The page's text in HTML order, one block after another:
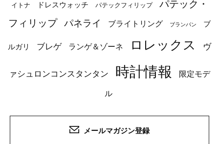
イトナ ドレスウォッチ パテックフィリップ
パテック・
フィリップ
パネライ ブライトリング ブランパン ブ
ルガリ ブレゲ ランゲ＆ゾーネ ロレックス ヴ
ァシュロンコンスタンタン 時計情報 限定モデ
ル
メールマガジン登録